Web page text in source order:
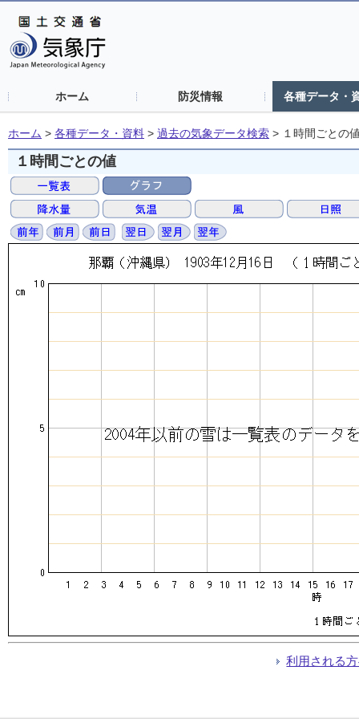
ホーム 防災情報 各種データ・
ホーム > 各種データ・資料 > 過去の気象データ検索 > １時間ごとの
１時間ごとの値
利用される